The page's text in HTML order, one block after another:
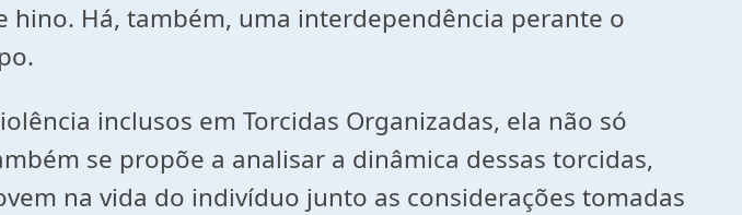
Há, também, uma interdependência perante o
inclusos em Torcidas Organizadas, ela não só
se propõe a analisar a dinâmica dessas torcidas,
na vida do indivíduo junto as considerações tomadas